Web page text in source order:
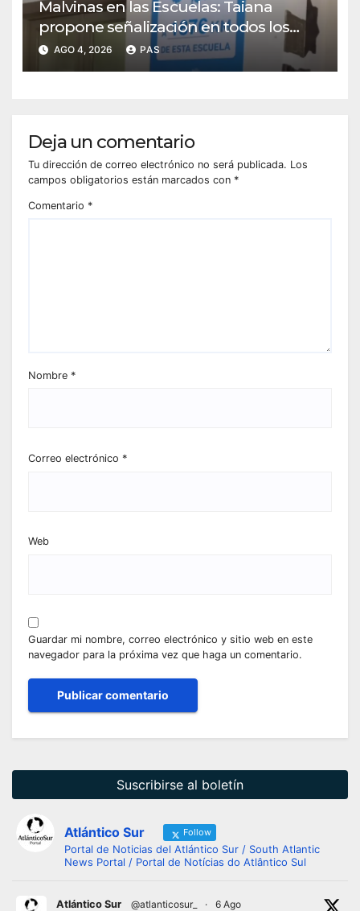
Malvinas en las Escuelas: Taiana
propone señalización en todos los
establecimientos del país
AGO 4, 2026 PAS
Deja un comentario
Tu dirección de correo electrónico no será publicada. Los
campos obligatorios están marcados con *
Comentario *
Nombre *
Correo electrónico *
Web
Guardar mi nombre, correo electrónico y sitio web en este
navegador para la próxima vez que haga un comentario.
Suscribirse al boletín
Atlántico Sur Follow
Portal de Noticias del Atlántico Sur / South Atlantic
News Portal / Portal de Notícias do Atlântico Sul
Atlántico Sur @atlanticosur_ ·
6 Ago